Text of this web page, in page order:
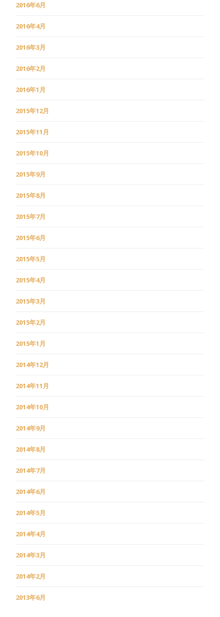
2016年6月
2016年4月
2016年3月
2016年2月
2016年1月
2015年12月
2015年11月
2015年10月
2015年9月
2015年8月
2015年7月
2015年6月
2015年5月
2015年4月
2015年3月
2015年2月
2015年1月
2014年12月
2014年11月
2014年10月
2014年9月
2014年8月
2014年7月
2014年6月
2014年5月
2014年4月
2014年3月
2014年2月
2013年6月